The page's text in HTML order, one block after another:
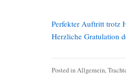
Perfekter Auftritt trotz
Herzliche Gratulation
Posted inAllgemein,